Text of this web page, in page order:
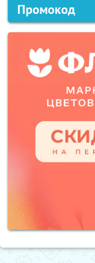
Промокод